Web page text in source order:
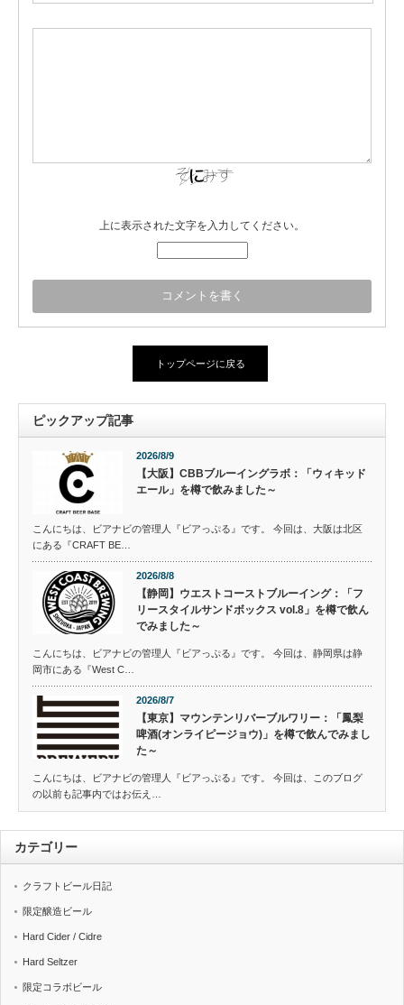
上に表示された文字を入力してください。
トップページに戻る
ピックアップ記事
2026/8/9
【大阪】CBBブルーイングラボ：「ウィキッド
エール」を樽で飲みました～
こんにちは、ビアナビの管理人『ビアっぷる』です。 今回は、大阪は北区
にある『CRAFT BE…
2026/8/8
【静岡】ウエストコーストブルーイング：「フ
リースタイルサンドボックス vol.8」を樽で飲ん
でみました～
こんにちは、ビアナビの管理人『ビアっぷる』です。 今回は、静岡県は静
岡市にある『West C…
2026/8/7
【東京】マウンテンリバーブルワリー：「鳳梨
啤酒(オンライピージョウ)」を樽で飲んでみまし
た～
こんにちは、ビアナビの管理人『ビアっぷる』です。 今回は、このブログ
の以前も記事内ではお伝え…
カテゴリー
クラフトビール日記
限定醸造ビール
Hard Cider / Cidre
Hard Seltzer
限定コラボビール